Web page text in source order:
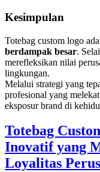
Kesimpulan
Totebag custom logo
berdampak besar.
merefleksikan nilai
lingkungan.
Melalui strategi yang
profesional yang
eksposur brand di
Totebag
Inovatif yang
Loyalitas